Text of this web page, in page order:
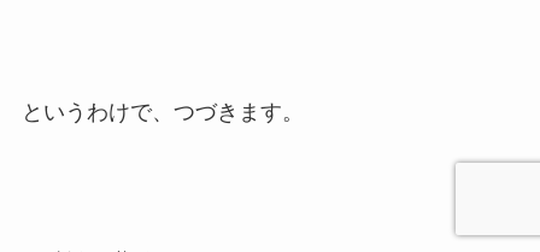
というわけで、つづきます。